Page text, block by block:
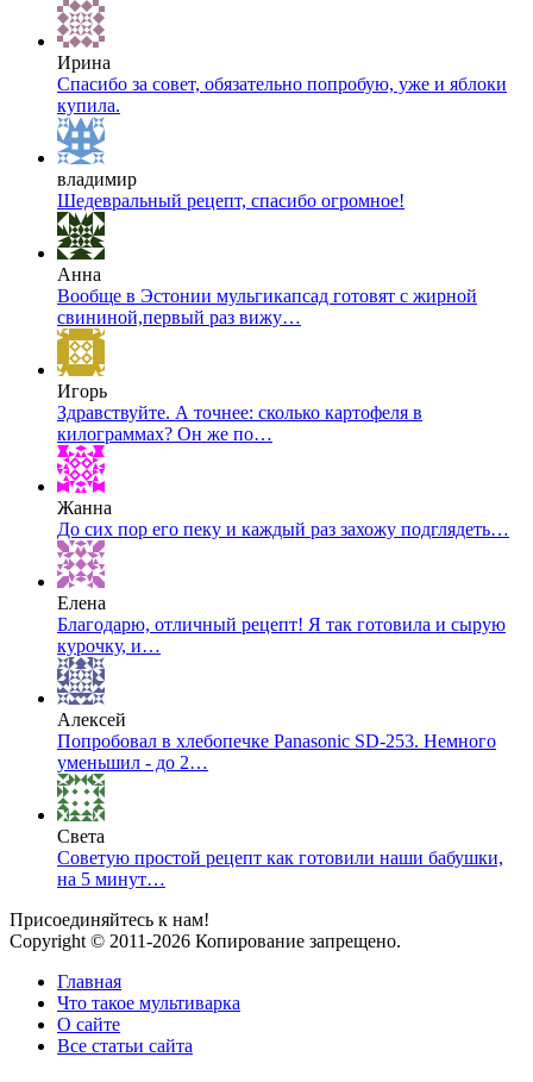
Ирина
Спасибо за совет, обязательно попробую, уже и яблоки
купила.
владимир
Шедевральный рецепт, спасибо огромное!
Анна
Вообще в Эстонии мульгикапсад готовят с жирной
свининой,первый раз вижу…
Игорь
Здравствуйте. А точнее: сколько картофеля в
килограммах? Он же по…
Жанна
До сих пор его пеку и каждый раз захожу подглядеть…
Елена
Благодарю, отличный рецепт! Я так готовила и сырую
курочку, и…
Алексей
Попробовал в хлебопечке Panasonic SD-253. Немного
уменьшил - до 2…
Света
Советую простой рецепт как готовили наши бабушки,
на 5 минут…
Присоединяйтесь к нам!
Copyright © 2011-2026 Копирование запрещено.
Главная
Что такое мультиварка
О сайте
Все статьи сайта